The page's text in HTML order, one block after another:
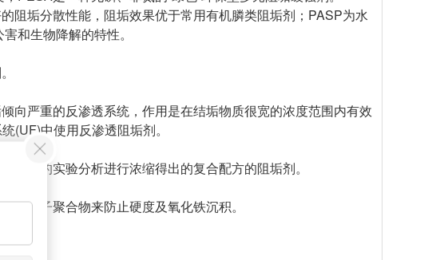
阻垢分散性能，阻垢效果优于常用有机膦类阻垢剂；PASP为水
害和生物降解的特性。
剂。
向严重的反渗透系统，作用是在结垢物质很宽的浓度范围内有效
统(UF)中使用反渗透阻垢剂。
情况的实验分析进行浓缩得出的复合配方的阻垢剂。
高分子聚合物来防止硬度及氧化铁沉积。